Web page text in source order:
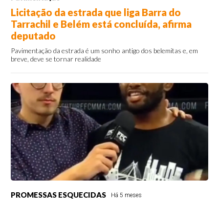
Licitação da estrada que liga Barra do
Tarrachil e Belém está concluída, afirma
deputado
Pavimentação da estrada é um sonho antigo dos belemitas e, em
breve, deve se tornar realidade
PROMESSAS ESQUECIDAS Há 5 meses